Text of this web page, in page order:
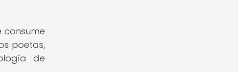
poetas,
de